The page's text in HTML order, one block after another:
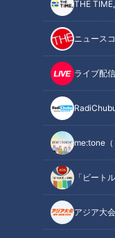
THE TIME,
ニュース
ライブ配信
me:tone（
「ビート
アジア大
そして、息子たちに
も専門の道を進んだ
業を積ませている。
そんな中、成田社長
もしれないという「
という情報が舞い込
何としても落札した
ドキュメンタリー「
2019年３月に愛知・